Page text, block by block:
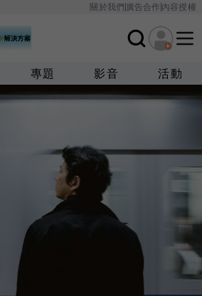
關於我們廣告合作內容授權
專題 影音 活動